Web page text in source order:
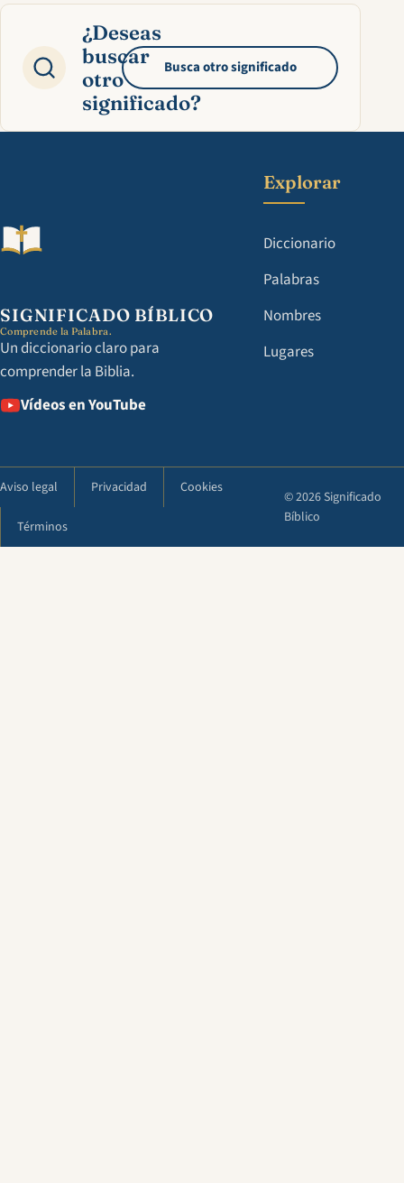
¿Deseas
buscar
otro
significado?
Busca otro significado
SIGNIFICADO BÍBLICO
Comprende la Palabra.
Un diccionario claro para
comprender la Biblia.
Vídeos en YouTube
Explorar
Diccionario
Palabras
Nombres
Lugares
Aviso legal Privacidad Cookies
Términos
© 2026 Significado
Bíblico